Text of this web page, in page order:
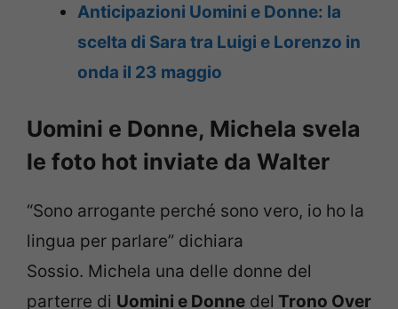
Anticipazioni Uomini e Donne: la
scelta di Sara tra Luigi e Lorenzo in
onda il 23 maggio
Uomini e Donne, Michela svela
le foto hot inviate da Walter
“Sono arrogante perché sono vero, io ho la
lingua per parlare” dichiara
Sossio. Michela una delle donne del
parterre di Uomini e Donne del Trono Over